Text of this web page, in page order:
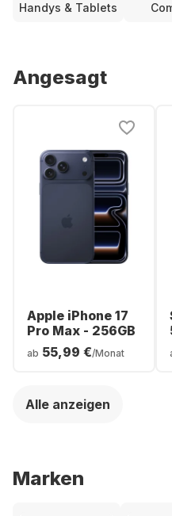
Handys & Tablets
Angesagt
Apple iPhone 17
Pro Max - 256GB
ab 55,99 €/Monat
Alle anzeigen
Marken